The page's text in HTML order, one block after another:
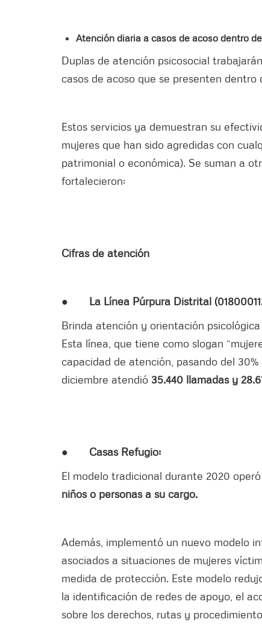
Atención diaria a casos de acoso dentro
Duplas de atención psicosocial
casos de acoso que se presenten dentro
Estos servicios ya demuestran su
mujeres que han sido agredidas con
patrimonial o económica). Se suman a
fortalecieron:
Cifras de atención
● La Línea Púrpura Distrital
Brinda atención y orientación
Esta línea, que tiene como slogan
capacidad de atención, pasando del
diciembre atendió 35.440 llamadas y
● Casas Refugio:
El modelo tradicional durante 2020 operó
niños o personas a su cargo.
Además, implementó un nuevo modelo
asociados a situaciones de mujeres
medida de protección. Este modelo
la identificación de redes de apoyo, el
sobre los derechos, rutas y